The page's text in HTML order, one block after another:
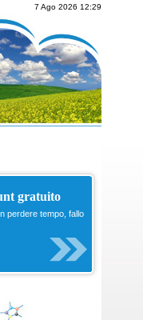
7 Ago 2026 12:29
gratuito
perdere tempo, fallo